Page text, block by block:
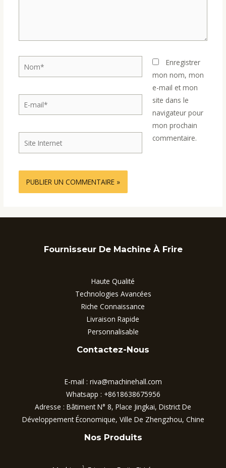
mail*
Internet
Enregistrer
mon nom, mon
e-mail et mon
site dans le
navigateur pour
mon prochain
commentaire.
Fournisseur De Machine À Frire
Haute Qualité
Technologies Avancées
Riche Connaissance
Livraison Rapide
Personnalisable
Contactez-Nous
E-mail : riva@machinehall.com
Whatsapp : +8618638675956
Adresse : Bâtiment N° 8, Place Jingkai, District De
Développement Économique, Ville De Zhengzhou, Chine
Nos Produits